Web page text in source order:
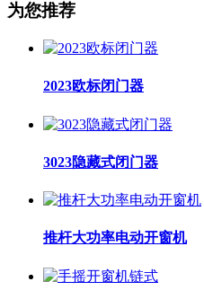
为您推荐
2023欧标闭门器
3023隐藏式闭门器
推杆大功率电动开窗机